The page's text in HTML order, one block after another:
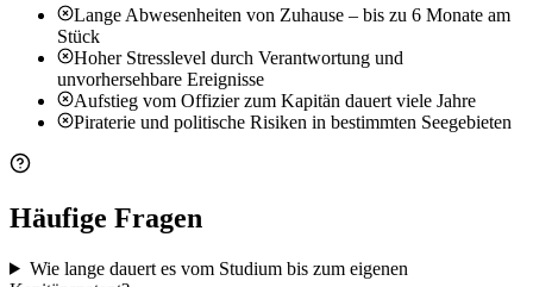
Lange Abwesenheiten von Zuhause – bis zu 6 Monate am
Stück
Hoher Stresslevel durch Verantwortung und
unvorhersehbare Ereignisse
Aufstieg vom Offizier zum Kapitän dauert viele Jahre
Piraterie und politische Risiken in bestimmten Seegebieten
Häufige Fragen
Wie lange dauert es vom Studium bis zum eigenen